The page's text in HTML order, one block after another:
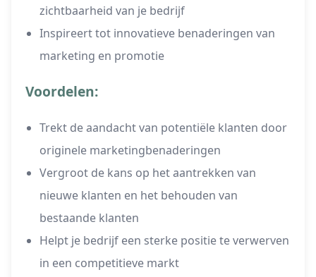
zichtbaarheid van je bedrijf
Inspireert tot innovatieve benaderingen van
marketing en promotie
Voordelen:
Trekt de aandacht van potentiële klanten door
originele marketingbenaderingen
Vergroot de kans op het aantrekken van
nieuwe klanten en het behouden van
bestaande klanten
Helpt je bedrijf een sterke positie te verwerven
in een competitieve markt